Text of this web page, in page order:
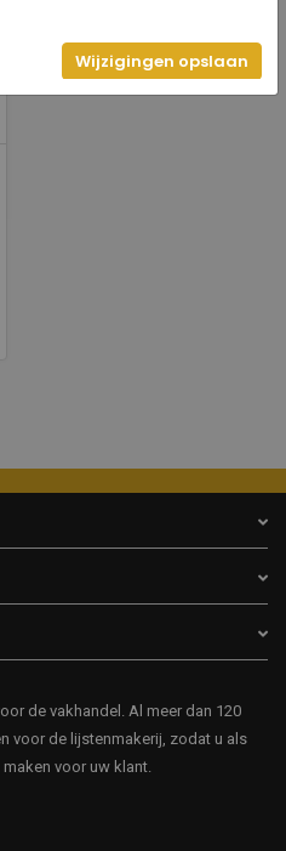
de vakhandel. Al meer dan 120
voor de lijstenmakerij, zodat u als
voor uw klant.
Wijzigingen opslaan